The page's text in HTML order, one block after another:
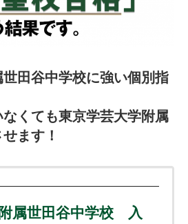
田谷中学校に強い個別指
くても東京学芸大学附属
ます！
属世田谷中学校 入